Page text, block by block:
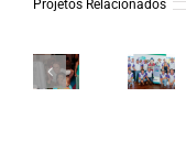
Projetos Relacionados
11º
Ceos
–